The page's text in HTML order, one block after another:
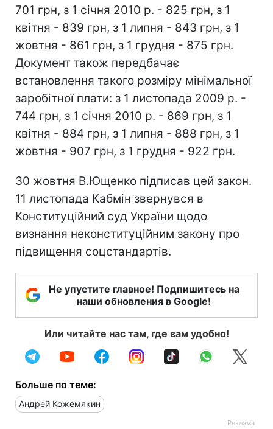
701 грн, з 1 січня 2010 р. - 825 грн, з 1
квітня - 839 грн, з 1 липня - 843 грн, з 1
жовтня - 861 грн, з 1 грудня - 875 грн.
Документ також передбачає
встановлення такого розміру мінімальної
заробітної плати: з 1 листопада 2009 р. -
744 грн, з 1 січня 2010 р. - 869 грн, з 1
квітня - 884 грн, з 1 липня - 888 грн, з 1
жовтня - 907 грн, з 1 грудня - 922 грн.
30 жовтня В.Ющенко підписав цей закон.
11 листопада Кабмін звернувся в
Конституційний суд України щодо
визнання неконституційним закону про
підвищення соцстандартів.
Не упустите главное! Подпишитесь на
наши обновления в Google!
Или читайте нас там, где вам удобно!
Больше по теме:
Андрей Кожемякин